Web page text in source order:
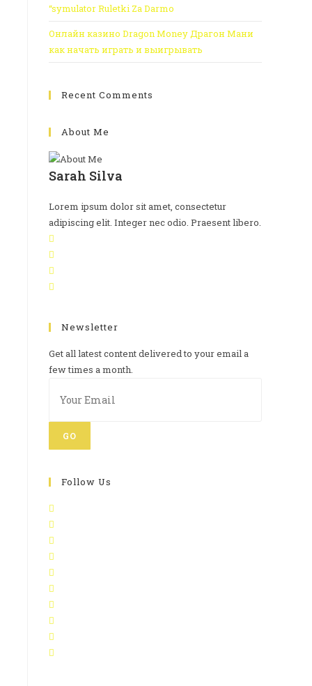
“symulator Ruletki Za Darmo
Онлайн казино Dragon Money Драгон Мани
как начать играть и выигрывать
Recent Comments
About Me
Sarah Silva
Lorem ipsum dolor sit amet, consectetur
adipiscing elit. Integer nec odio. Praesent libero.
Newsletter
Get all latest content delivered to your email a
few times a month.
GO
Follow Us